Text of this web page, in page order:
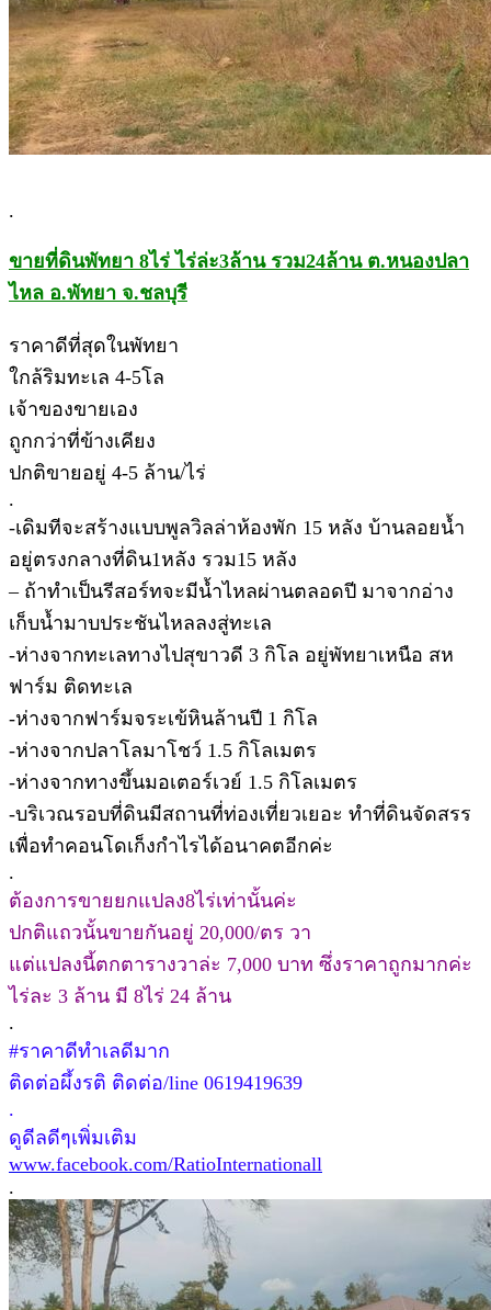
.
ขายที่ดินพัทยา 8ไร่ ไร่ล่ะ3ล้าน รวม24ล้าน ต.หนองปลา
ไหล อ.พัทยา จ.ชลบุรี
ราคาดีที่สุดในพัทยา
ใกล้ริมทะเล 4-5โล
เจ้าของขายเอง
ถูกกว่าที่ข้างเคียง
ปกติขายอยู่ 4-5 ล้าน/ไร่
.
-เดิมทีจะสร้างแบบพูลวิลล่าห้องพัก 15 หลัง บ้านลอยน้ำ
อยู่ตรงกลางที่ดิน1หลัง รวม15 หลัง
– ถ้าทำเป็นรีสอร์ทจะมีน้ำไหลผ่านตลอดปี มาจากอ่าง
เก็บน้ำมาบประชันไหลลงสู่ทะเล
-ห่างจากทะเลทางไปสุขาวดี 3 กิโล อยู่พัทยาเหนือ สห
ฟาร์ม ติดทะเล
-ห่างจากฟาร์มจระเข้หินล้านปี 1 กิโล
-ห่างจากปลาโลมาโชว์ 1.5 กิโลเมตร
-ห่างจากทางขึ้นมอเตอร์เวย์ 1.5 กิโลเมตร
-บริเวณรอบที่ดินมีสถานที่ท่องเที่ยวเยอะ ทำที่ดินจัดสรร
เพื่อทำคอนโดเก็งกำไรได้อนาคตอีกค่ะ
.
ต้องการขายยกแปลง8ไร่เท่านั้นค่ะ
ปกติแถวนั้นขายกันอยู่ 20,000/ตร วา
แต่แปลงนี้ตกตารางวาล่ะ 7,000 บาท ซึ่งราคาถูกมากค่ะ
ไร่ละ 3 ล้าน มี 8ไร่ 24 ล้าน
.
#ราคาดีทำเลดีมาก
ติดต่อผึ้งรติ ติดต่อ/line 0619419639
.
ดูดีลดีๆเพิ่มเติม
www.facebook.com/RatioInternationall
.